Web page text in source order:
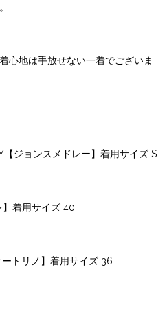
心地は手放せない一着でございま
ジョンスメドレー】着用サイズ S
着用サイズ 40
トリノ】着用サイズ 36